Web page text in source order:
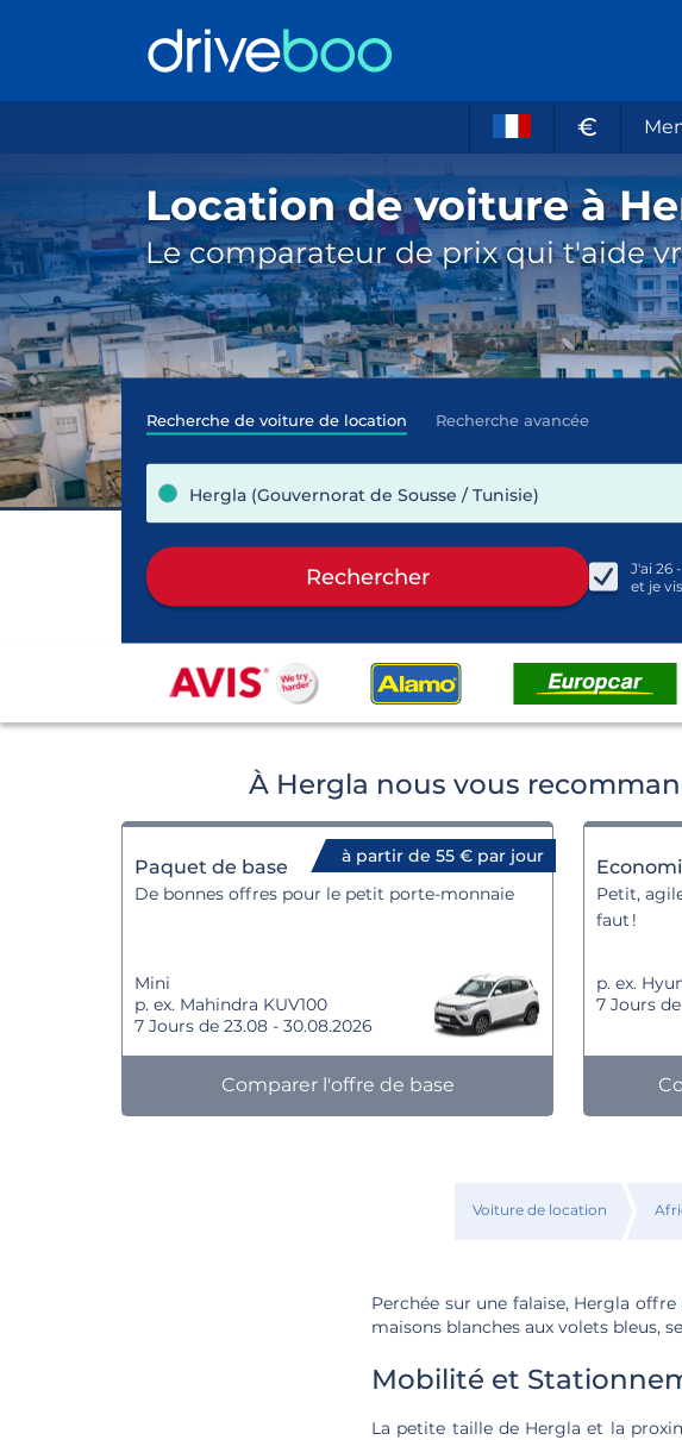
€
Location de voiture à
Le comparateur de prix qui t'aide
Recherche de voiture de location Recherche avancée
Hergla (Gouvernorat de Sousse / Tunisie)
J'ai 26
et je
Rechercher
À Hergla nous vous
à partir de 55 € par jour
Paquet de base
De bonnes offres pour le petit porte-monnaie
Mini
p. ex. Mahindra KUV100
7 Jours de 23.08 - 30.08.2026
Comparer l'offre de base
Petit,
faut !
p. ex.
7 Jours
Voiture de location
Perchée sur une falaise, Hergla
maisons blanches aux volets bleus,
Mobilité et
La petite taille de Hergla et la